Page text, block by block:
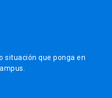
situación que ponga en